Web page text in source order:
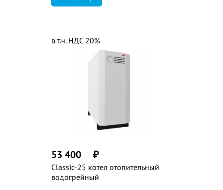
Classic-25 котел отопительный
водогрейный
53 400 ₽
в т.ч. НДС 20%